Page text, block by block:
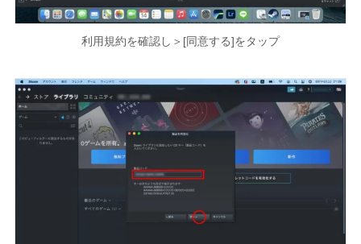
利用規約を確認し＞[同意する]をタップ